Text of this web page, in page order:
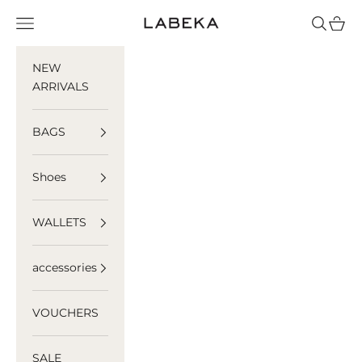
LABEKA
Navigation menu Search
Cart
NEW
ARRIVALS
BAGS
Shoes
WALLETS
accessories
VOUCHERS
SALE